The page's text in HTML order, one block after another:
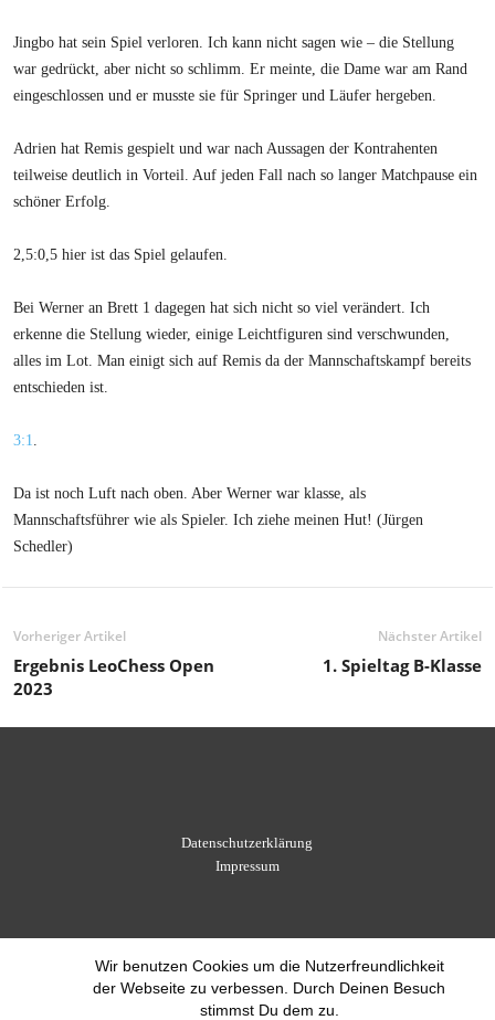
Wir benutzen Cookies um die Nutzerfreundlichkeit
der Webseite zu verbessen. Durch Deinen Besuch
stimmst Du dem zu.
Jingbo hat sein Spiel verloren. Ich kann nicht sagen wie – die Stellung
war gedrückt, aber nicht so schlimm. Er meinte, die Dame war am Rand
eingeschlossen und er musste sie für Springer und Läufer hergeben.
Adrien hat Remis gespielt und war nach Aussagen der Kontrahenten
teilweise deutlich in Vorteil. Auf jeden Fall nach so langer Matchpause ein
schöner Erfolg.
2,5:0,5 hier ist das Spiel gelaufen.
Bei Werner an Brett 1 dagegen hat sich nicht so viel verändert. Ich
erkenne die Stellung wieder, einige Leichtfiguren sind verschwunden,
alles im Lot. Man einigt sich auf Remis da der Mannschaftskampf bereits
entschieden ist.
3:1.
Da ist noch Luft nach oben. Aber Werner war klasse, als
Mannschaftsführer wie als Spieler. Ich ziehe meinen Hut! (Jürgen
Schedler)
Vorheriger Artikel
Ergebnis LeoChess Open
2023
Nächster Artikel
1. Spieltag B-Klasse
Datenschutzerklärung
Impressum